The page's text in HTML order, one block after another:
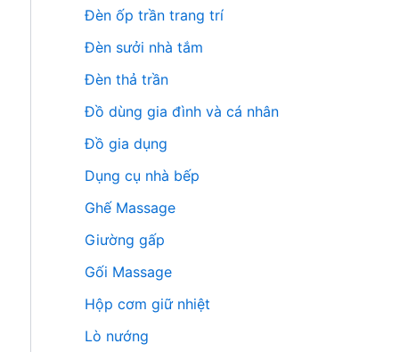
Đèn ốp trần trang trí
Đèn sưởi nhà tắm
Đèn thả trần
Đồ dùng gia đình và cá nhân
Đồ gia dụng
Dụng cụ nhà bếp
Ghế Massage
Giường gấp
Gối Massage
Hộp cơm giữ nhiệt
Lò nướng